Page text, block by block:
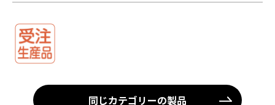
同じカテゴリーの製品